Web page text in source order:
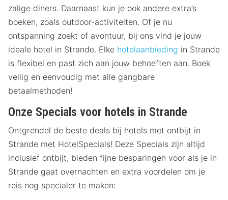
zalige diners. Daarnaast kun je ook andere extra’s
boeken, zoals outdoor-activiteiten. Of je nu
ontspanning zoekt of avontuur, bij ons vind je jouw
ideale hotel in Strande. Elke hotelaanbieding in Strande
is flexibel en past zich aan jouw behoeften aan. Boek
veilig en eenvoudig met alle gangbare
betaalmethoden!
Onze Specials voor hotels in Strande
Ontgrendel de beste deals bij hotels met ontbijt in
Strande met HotelSpecials! Deze Specials zijn altijd
inclusief ontbijt, bieden fijne besparingen voor als je in
Strande gaat overnachten en extra voordelen om je
reis nog specialer te maken: